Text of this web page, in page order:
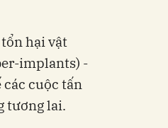
hại vật
implants) -
cuộc tấn
tương lai.